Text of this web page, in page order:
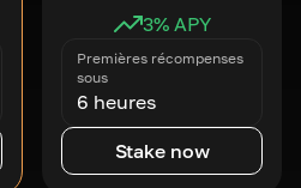
3% APY
Premières récompenses
sous
6 heures
Stake now